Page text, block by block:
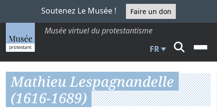
Soutenez Le Musée ! Faire un don
Musée virtuel du protestantisme
FR
Mathieu Lespagnandelle
(1616-1689)